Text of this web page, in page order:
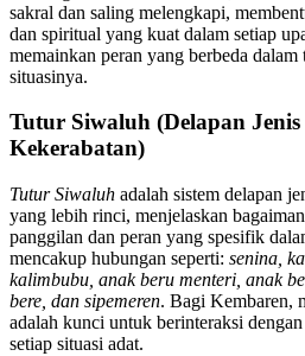
sakral dan saling melengkapi,
dan spiritual yang kuat dalam setiap
memainkan peran yang berbeda
situasinya.
Tutur Siwaluh (Delapan
Kekerabatan)
Tutur Siwaluh adalah sistem delapan
yang lebih rinci, menjelaskan
panggilan dan peran yang spesifik
mencakup hubungan seperti: senina,
kalimbubu, anak beru menteri, anak
bere, dan sipemeren. Bagi Kembaren,
adalah kunci untuk berinteraksi
setiap situasi adat.